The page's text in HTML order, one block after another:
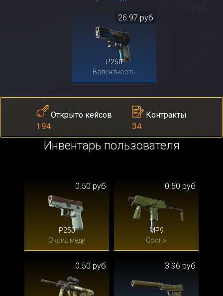
P250
Валентность
26.97 руб
Открыто кейсов
194
Контракты
34
Инвентарь пользователя
P250
Оксид меди
0.50 руб
MP9
Сосна
0.50 руб
0.50 руб 3.96 руб